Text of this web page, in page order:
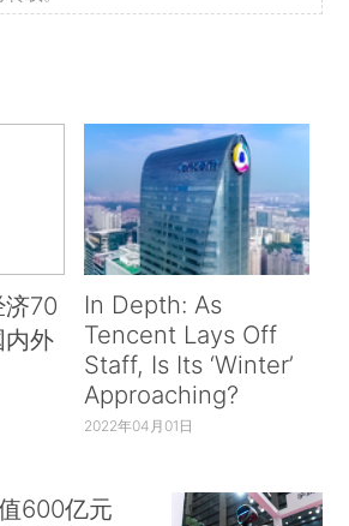
70
内外
In Depth: As
Tencent Lays Off
Staff, Is Its ‘Winter’
Approaching?
2022年04月01日
600亿元